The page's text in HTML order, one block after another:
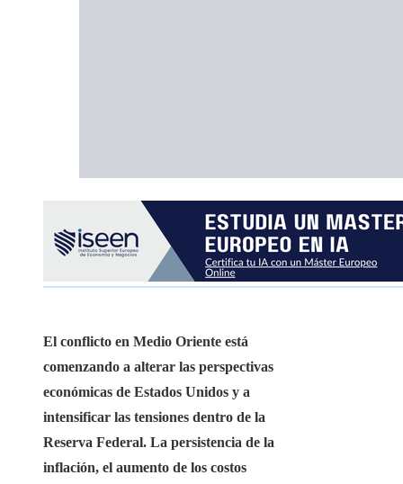
El conflicto en Medio Oriente está
comenzando a alterar las perspectivas
económicas de Estados Unidos y a
intensificar las tensiones dentro de la
Reserva Federal. La persistencia de la
inflación, el aumento de los costos